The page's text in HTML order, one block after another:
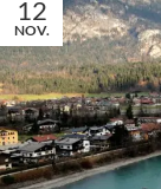
12
NOV.